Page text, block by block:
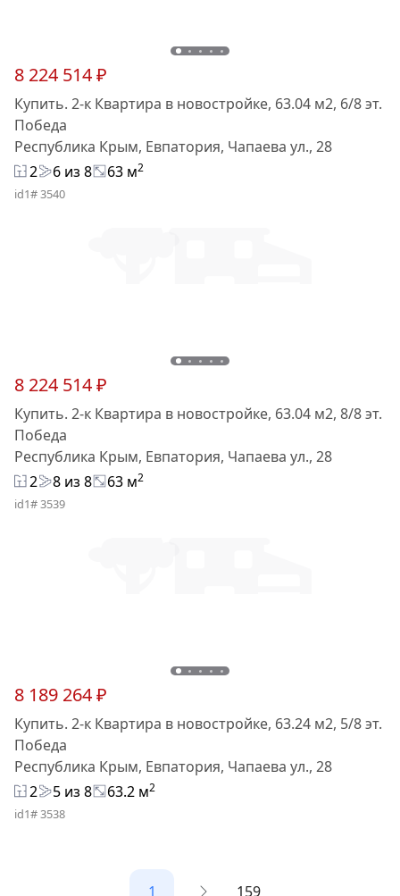
8 224 514 ₽
Купить. 2-к Квартира в новостройке, 63.04 м2, 6/8 эт.
Победа
Республика Крым, Евпатория, Чапаева ул., 28
2
6 из 8 63 м2
id1# 3540
8 224 514 ₽
Купить. 2-к Квартира в новостройке, 63.04 м2, 8/8 эт.
Победа
Республика Крым, Евпатория, Чапаева ул., 28
2
8 из 8 63 м2
id1# 3539
8 189 264 ₽
Купить. 2-к Квартира в новостройке, 63.24 м2, 5/8 эт.
Победа
Республика Крым, Евпатория, Чапаева ул., 28
2
5 из 8 63.2 м2
id1# 3538
1 159